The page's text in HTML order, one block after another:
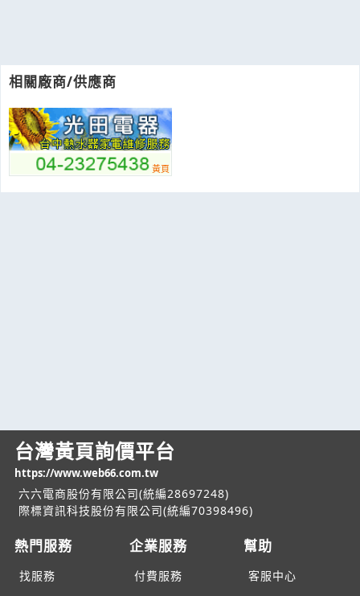
相關廠商/供應商
台灣黃頁詢價平台
https://www.web66.com.tw
六六電商股份有限公司(統編28697248)
際標資訊科技股份有限公司(統編70398496)
熱門服務
找服務
企業服務
付費服務
幫助
客服中心